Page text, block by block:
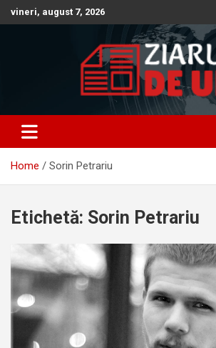
Skip
to
vineri, august 7, 2026
Anunturi UK – Stiri
de UK – Ziar
Informatii
Anunturi – Stiri – Informatii Utile
Home Sorin Petrariu
Etichetă: Sorin Petrariu